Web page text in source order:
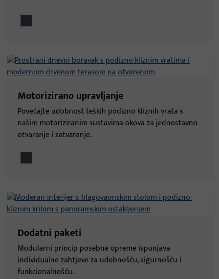
Motorizirano upravljanje
Povećajte udobnost teških podizno-kliznih vrata s
našim motoriziranim sustavima okova za jednostavno
otvaranje i zatvaranje.
Dodatni paketi
Modularni princip posebne opreme ispunjava
individualne zahtjeve za udobnošću, sigurnošću i
funkcionalnošću.